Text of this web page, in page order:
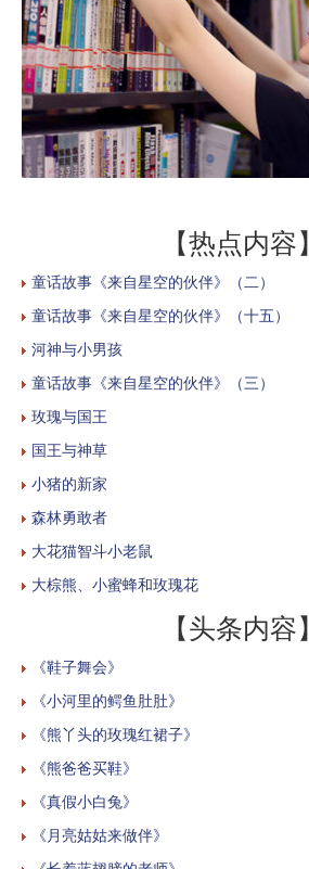
【热点内容】
童话故事《来自星空的伙伴》（二）
童话故事《来自星空的伙伴》（十五）
河神与小男孩
童话故事《来自星空的伙伴》（三）
玫瑰与国王
国王与神草
小猪的新家
森林勇敢者
大花猫智斗小老鼠
大棕熊、小蜜蜂和玫瑰花
【头条内容】
《鞋子舞会》
《小河里的鳄鱼肚肚》
《熊丫头的玫瑰红裙子》
《熊爸爸买鞋》
《真假小白兔》
《月亮姑姑来做伴》